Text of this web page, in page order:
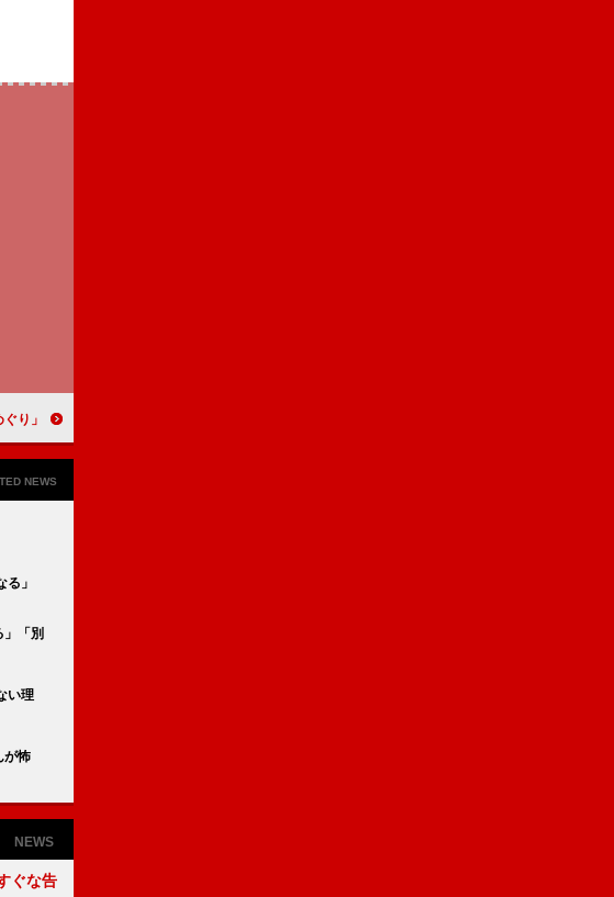
「ちはやふる－めぐり－」「新＝新田真剣佑に続いて次週はいよいよ太一＝野村周平が登場！」「映画版のキャストはみんなすごいけど、めぐりのキャストも決して負けてないと思う」
NEWS
」
「別
い理
が怖
NEWS
ぐな告